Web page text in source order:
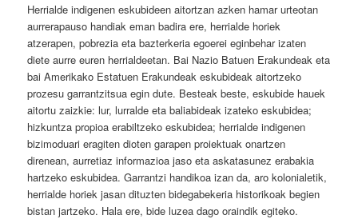
Herrialde indigenen eskubideen aitortzan azken hamar urteotan
aurrerapauso handiak eman badira ere, herrialde horiek
atzerapen, pobrezia eta bazterkeria egoerei eginbehar izaten
diete aurre euren herrialdeetan. Bai Nazio Batuen Erakundeak eta
bai Amerikako Estatuen Erakundeak eskubideak aitortzeko
prozesu garrantzitsua egin dute. Besteak beste, eskubide hauek
aitortu zaizkie: lur, lurralde eta baliabideak izateko eskubidea;
hizkuntza propioa erabiltzeko eskubidea; herrialde indigenen
bizimoduari eragiten dioten garapen proiektuak onartzen
direnean, aurretiaz informazioa jaso eta askatasunez erabakia
hartzeko eskubidea. Garrantzi handikoa izan da, aro kolonialetik,
herrialde horiek jasan dituzten bidegabekeria historikoak begien
bistan jartzeko. Hala ere, bide luzea dago oraindik egiteko.